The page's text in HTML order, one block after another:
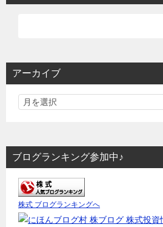
アーカイブ
ブログランキング参加中♪
株式 ブログランキングへ